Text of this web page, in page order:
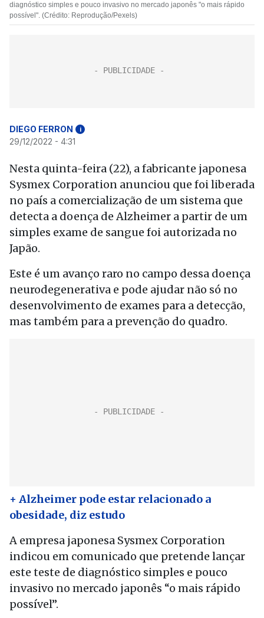
diagnóstico simples e pouco invasivo no mercado japonês "o mais rápido
possível". (Crédito: Reprodução/Pexels)
DIEGO FERRON i
29/12/2022 - 4:31
Nesta quinta-feira (22), a fabricante japonesa
Sysmex Corporation anunciou que foi liberada
no país a comercialização de um sistema que
detecta a doença de Alzheimer a partir de um
simples exame de sangue foi autorizada no
Japão.
Este é um avanço raro no campo dessa doença
neurodegenerativa e pode ajudar não só no
desenvolvimento de exames para a detecção,
mas também para a prevenção do quadro.
+ Alzheimer pode estar relacionado a
obesidade, diz estudo
A empresa japonesa Sysmex Corporation
indicou em comunicado que pretende lançar
este teste de diagnóstico simples e pouco
invasivo no mercado japonês “o mais rápido
possível”.